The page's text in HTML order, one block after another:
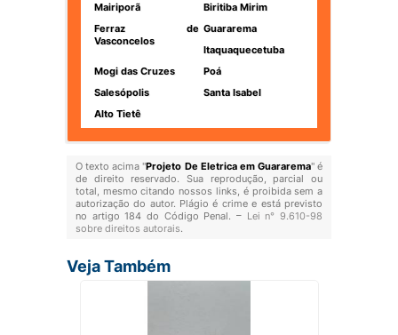
Mairiporã
Biritiba Mirim
Ferraz de
Vasconcelos
Guararema
Itaquaquecetuba
Mogi das Cruzes
Poá
Salesópolis
Santa Isabel
Alto Tietê
O texto acima "Projeto De Eletrica em Guararema" é
de direito reservado. Sua reprodução, parcial ou
total, mesmo citando nossos links, é proibida sem a
autorização do autor. Plágio é crime e está previsto
no artigo 184 do Código Penal. – Lei n° 9.610-98
sobre direitos autorais.
Veja Também